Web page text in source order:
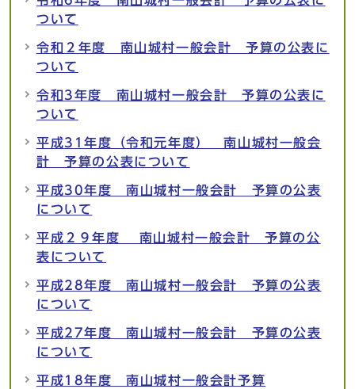
ついて
令和２年度 南山城村一般会計 予算の公表に
ついて
令和3年度 南山城村一般会計 予算の公表に
ついて
平成31年度（令和元年度） 南山城村一般会
計 予算の公表について
平成30年度 南山城村一般会計 予算の公表
について
平成２９年度 南山城村一般会計 予算の公
表について
平成28年度 南山城村一般会計 予算の公表
について
平成27年度 南山城村一般会計 予算の公表
について
平成18年度 南山城村一般会計予算